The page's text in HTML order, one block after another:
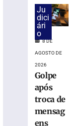
noturna
Brusque
anuncia
Ju
dici
ári
o
8 DE
AGOSTO DE
2026
Golpe
após
troca de
mensag
ens